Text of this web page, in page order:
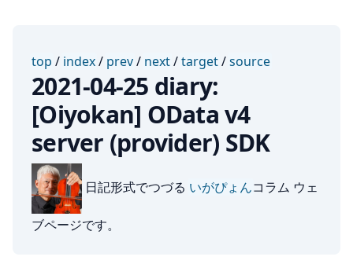
top / index/ prev/ next/target/source
2021-04-25 diary:
[Oiyokan] OData v4
server (provider) SDK
日記形式でつづる いがぴょんコラム ウェ
ブページです。